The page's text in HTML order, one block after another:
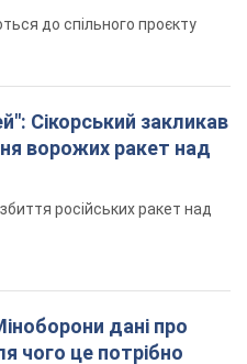
до спільного проєкту
Сікорський закликав
ворожих ракет над
російських ракет над
дані про
чого це потрібно